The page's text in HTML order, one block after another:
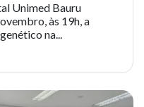
Unimed Bauru
às 19h, a
na...